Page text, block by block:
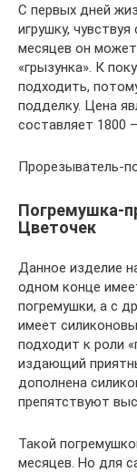
С первых дней
игрушку,
месяцев он
«грызунка». К
подходить,
подделку. Цена
составляет 1800
Прорезыватель-
Погремушка-
Цветочек
Данное изделие
одном конце
погремушки, а с
имеет
подходит к роли
издающий
дополнена
препятствуют
Такой
месяцев. Но для